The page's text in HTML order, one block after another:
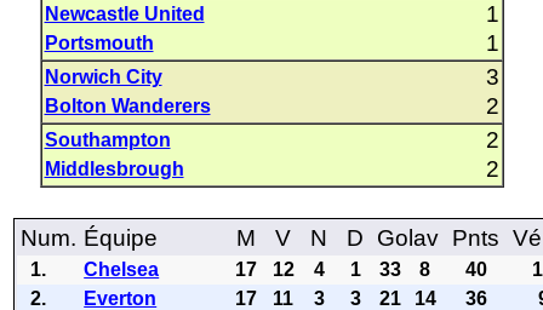
Newcastle United 1
Portsmouth 1
Norwich City 3
Bolton Wanderers 2
Southampton 2
Middlesbrough 2
Num. Équipe M V N D Golav Pnts
1. Chelsea 17 12 4 1 33 8 40
2.
Everton 17 11 3 3 21 14 36